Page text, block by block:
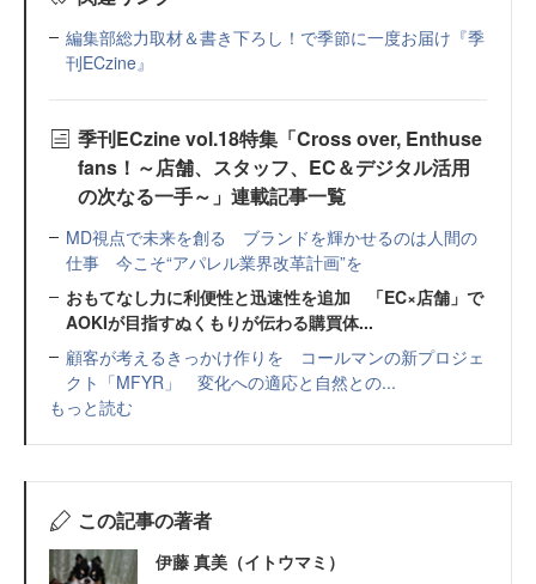
編集部総力取材＆書き下ろし！で季節に一度お届け『季
刊ECzine』
季刊ECzine vol.18特集「Cross over, Enthuse
fans！～店舗、スタッフ、EC＆デジタル活用
の次なる一手～」連載記事一覧
MD視点で未来を創る ブランドを輝かせるのは人間の
仕事 今こそ“アパレル業界改革計画”を
おもてなし力に利便性と迅速性を追加 「EC×店舗」で
AOKIが目指すぬくもりが伝わる購買体...
顧客が考えるきっかけ作りを コールマンの新プロジェ
クト「MFYR」 変化への適応と自然との...
もっと読む
この記事の著者
伊藤 真美（イトウマミ）